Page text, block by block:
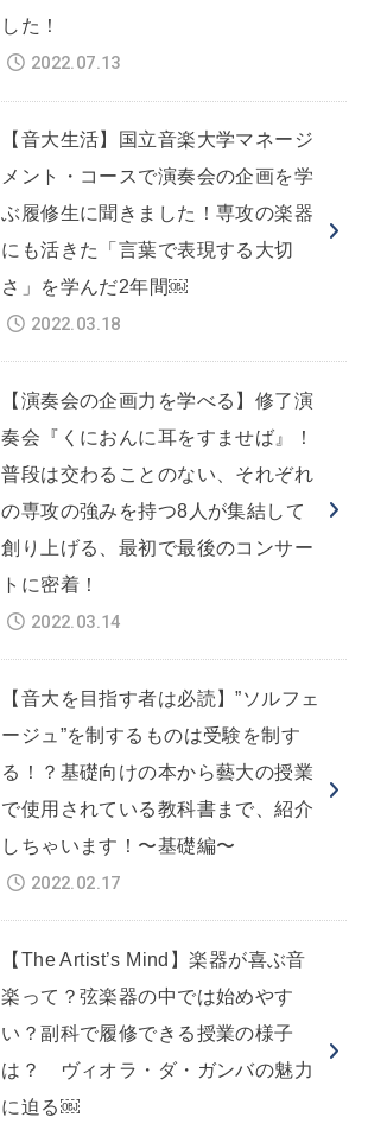
した！
2022.07.13
【音大生活】国立音楽大学マネージ
メント・コースで演奏会の企画を学
ぶ履修生に聞きました！専攻の楽器
にも活きた「言葉で表現する大切
さ」を学んだ2年間￼
2022.03.18
【演奏会の企画力を学べる】修了演
奏会『くにおんに耳をすませば』！
普段は交わることのない、それぞれ
の専攻の強みを持つ8人が集結して
創り上げる、最初で最後のコンサー
トに密着！
2022.03.14
【音大を目指す者は必読】”ソルフェ
ージュ”を制するものは受験を制す
る！？基礎向けの本から藝大の授業
で使用されている教科書まで、紹介
しちゃいます！〜基礎編〜
2022.02.17
【The Artist’s Mind】楽器が喜ぶ音
楽って？弦楽器の中では始めやす
い？副科で履修できる授業の様子
は？ ヴィオラ・ダ・ガンバの魅力
に迫る￼